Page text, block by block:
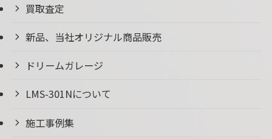
買取査定
新品、当社オリジナル商品販売
ドリームガレージ
LMS-301Nについて
施工事例集